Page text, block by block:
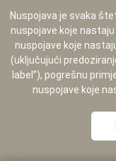
Nuspojava je svaka
nuspojave koje
nuspojave koje
(uključujući
label”), pogrešnu
nuspojave koje